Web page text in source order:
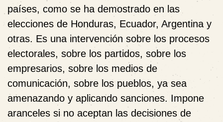
países, como se ha demostrado en las
elecciones de Honduras, Ecuador, Argentina y
otras. Es una intervención sobre los procesos
electorales, sobre los partidos, sobre los
empresarios, sobre los medios de
comunicación, sobre los pueblos, ya sea
amenazando y aplicando sanciones. Impone
aranceles si no aceptan las decisiones de